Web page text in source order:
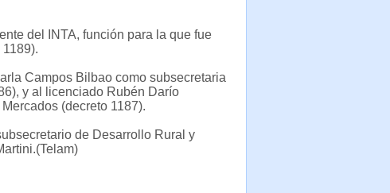
del INTA, función para la que fue
Campos Bilbao como subsecretaria
y al licenciado Rubén Darío
(decreto 1187).
de Desarrollo Rural y